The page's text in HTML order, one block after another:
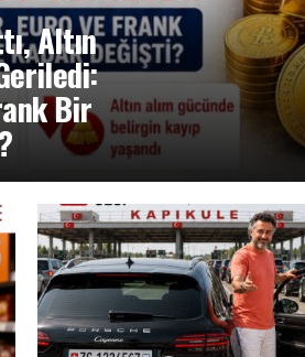
Altın
Bir